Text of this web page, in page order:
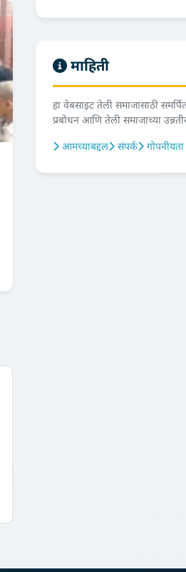
माहिती
हा वेबसाइट तेली समाजासाठी
प्रबोधन आणि तेली समाजाच्या
आमच्याबद्दल
संपर्क